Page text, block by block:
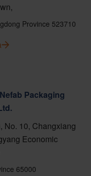
Province 523710
Packaging
No. 10, Changxiang
Economic
65000